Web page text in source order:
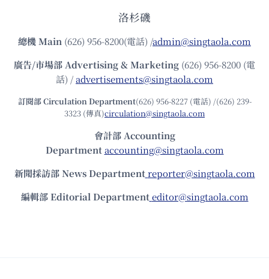
洛杉磯
總機Main (626) 956-8200(電話) /admin@singtaola.com
廣告/市場部Advertising & Marketing (626) 956-8200 (電
話) /advertisements@singtaola.com
訂閱部 Circulation Department(626) 956-8227 (電話) /(626) 239-
3323 (傳真)circulation@singtaola.com
會計部 Accounting
Department accounting@singtaola.com
新聞採訪部 News Department reporter@singtaola.com
編輯部 Editorial Department editor@singtaola.com